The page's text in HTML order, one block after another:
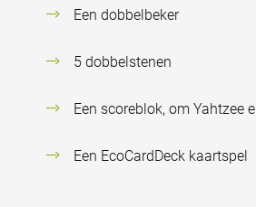
Een dobbelbeker
5 dobbelstenen
Een scoreblok, om Yahtzee
Een EcoCardDeck kaartspel